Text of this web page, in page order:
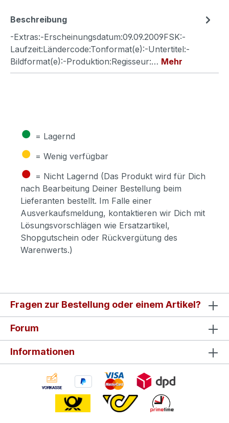
Beschreibung
-Extras:-Erscheinungsdatum:09.09.2009FSK:-
Laufzeit:Ländercode:Tonformat(e):-Untertitel:-
Bildformat(e):-Produktion:Regisseur:… Mehr
● = Lagernd
● = Wenig verfügbar
● = Nicht Lagernd (Das Produkt wird für Dich
nach Bearbeitung Deiner Bestellung beim
Lieferanten bestellt. Im Falle einer
Ausverkaufsmeldung, kontaktieren wir Dich mit
Lösungsvorschlägen wie Ersatzartikel,
Shopgutschein oder Rückvergütung des
Warenwerts.)
Fragen zur Bestellung oder einem Artikel?
Forum
Informationen